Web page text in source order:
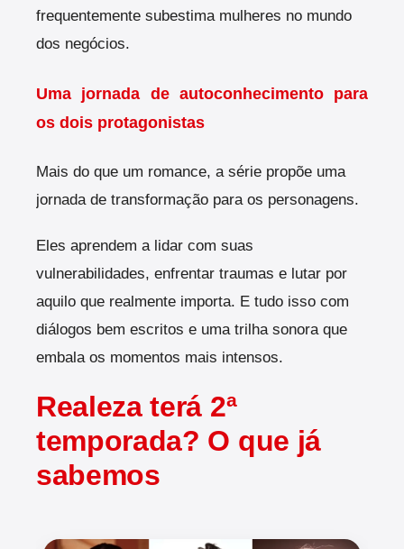
frequentemente subestima mulheres no mundo
dos negócios.
Uma jornada de autoconhecimento para
os dois protagonistas
Mais do que um romance, a série propõe uma
jornada de transformação para os personagens.
Eles aprendem a lidar com suas
vulnerabilidades, enfrentar traumas e lutar por
aquilo que realmente importa. E tudo isso com
diálogos bem escritos e uma trilha sonora que
embala os momentos mais intensos.
Realeza terá 2ª
temporada? O que já
sabemos